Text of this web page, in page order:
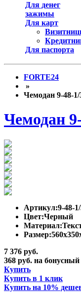
Для денег
зажимы
Для карт
Для паспорта
FORTE24
»
Чемодан 9-48-1/
Чемодан
Артикул:9-48-
Цвет:Черный
Материал:
Размер:
7 376 руб.
368 руб. на бонусный
Купить
Купить в 1 клик
Купить на 10%